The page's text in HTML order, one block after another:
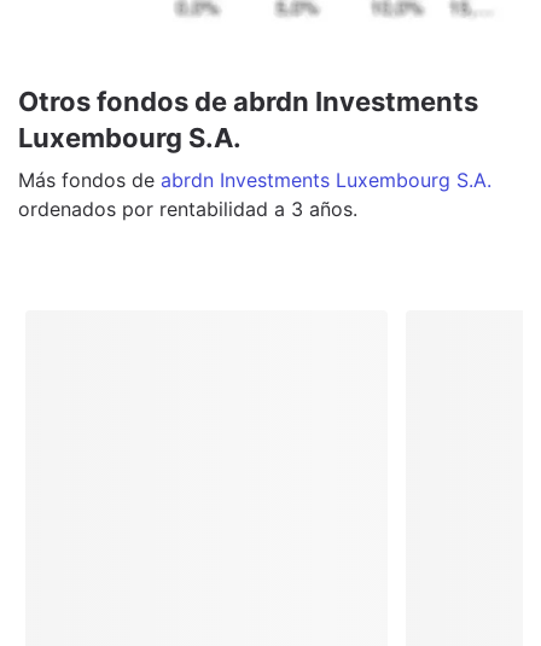
Otros fondos de abrdn Investments
Luxembourg S.A.
Más fondos de abrdn Investments Luxembourg S.A.
ordenados por rentabilidad a 3 años.